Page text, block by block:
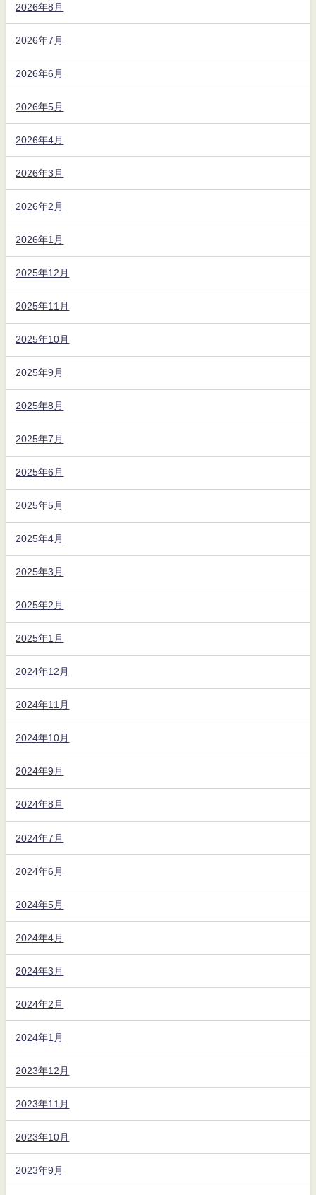
2026年8月
2026年7月
2026年6月
2026年5月
2026年4月
2026年3月
2026年2月
2026年1月
2025年12月
2025年11月
2025年10月
2025年9月
2025年8月
2025年7月
2025年6月
2025年5月
2025年4月
2025年3月
2025年2月
2025年1月
2024年12月
2024年11月
2024年10月
2024年9月
2024年8月
2024年7月
2024年6月
2024年5月
2024年4月
2024年3月
2024年2月
2024年1月
2023年12月
2023年11月
2023年10月
2023年9月